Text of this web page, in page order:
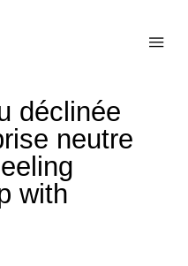
déclinée
neutre
with